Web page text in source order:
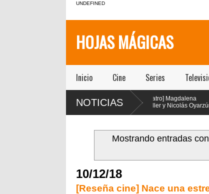
UNDEFINED
HOJAS MÁGICAS
Inicio Cine Series
NOTICIAS[Teatro] Magdalena
Müller y Nicolás Oyarzún
protagonizan el regreso
Mostrando entradas
10/12/18
[Reseña cine] Nace una